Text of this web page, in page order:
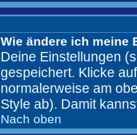
Wie ändere ich meine
Deine Einstellungen
gespeichert. Klicke
normalerweise am
Style ab). Damit
Nach oben